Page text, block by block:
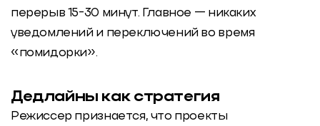
перерыв 15-30 минут. Главное — никаких
уведомлений и переключений во время
«помидорки».
Дедлайны как стратегия
Режиссер признается, что проекты